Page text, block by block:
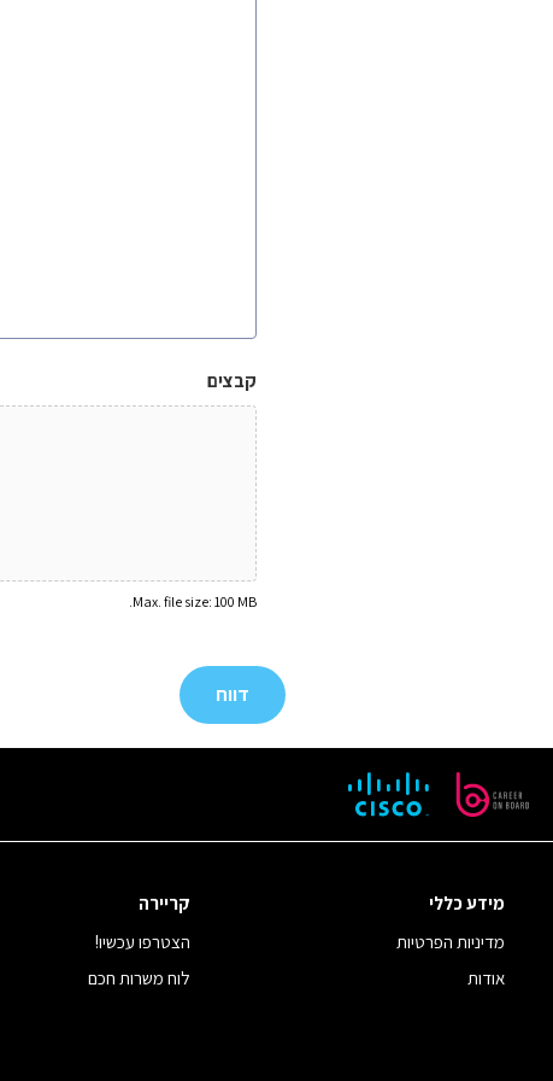
קבצים
Max. file size: 100 MB.
מידע כללי
מדיניות הפרטיות
אודות
קריירה
הצטרפו עכשיו!
לוח משרות חכם